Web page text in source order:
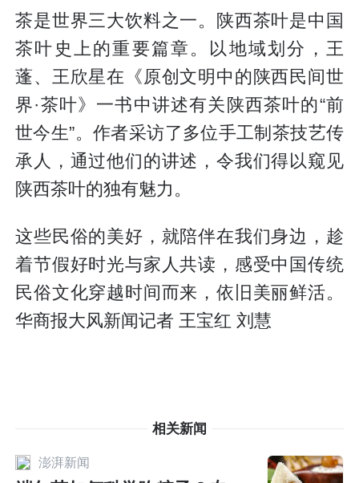
茶是世界三大饮料之一。陕西茶叶是中国
茶叶史上的重要篇章。以地域划分，王
蓬、王欣星在《原创文明中的陕西民间世
界·茶叶》一书中讲述有关陕西茶叶的“前
世今生”。作者采访了多位手工制茶技艺传
承人，通过他们的讲述，令我们得以窥见
陕西茶叶的独有魅力。
这些民俗的美好，就陪伴在我们身边，趁
着节假好时光与家人共读，感受中国传统
民俗文化穿越时间而来，依旧美丽鲜活。
华商报大风新闻记者 王宝红 刘慧
相关新闻
澎湃新闻